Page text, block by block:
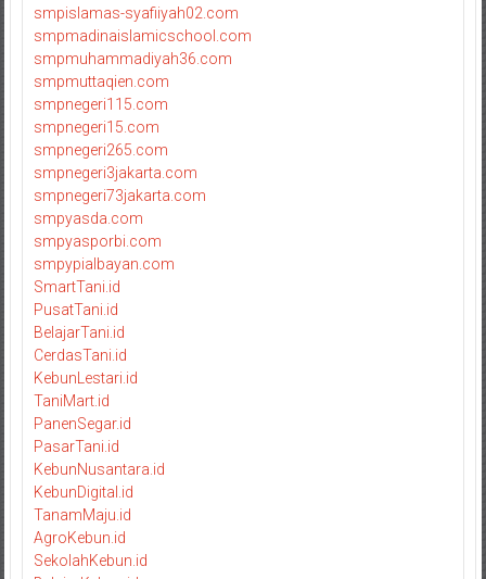
smpislamas-syafiiyah02.com
smpmadinaislamicschool.com
smpmuhammadiyah36.com
smpmuttaqien.com
smpnegeri115.com
smpnegeri15.com
smpnegeri265.com
smpnegeri3jakarta.com
smpnegeri73jakarta.com
smpyasda.com
smpyasporbi.com
smpypialbayan.com
SmartTani.id
PusatTani.id
BelajarTani.id
CerdasTani.id
KebunLestari.id
TaniMart.id
PanenSegar.id
PasarTani.id
KebunNusantara.id
KebunDigital.id
TanamMaju.id
AgroKebun.id
SekolahKebun.id